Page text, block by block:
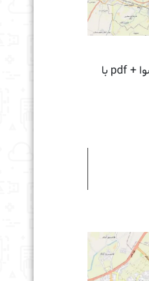
دانلود نقشه شهرستان پیشوا + pdf با